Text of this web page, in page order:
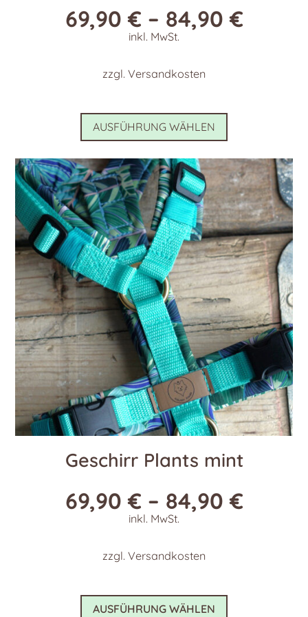
69,90€ – 84,90€
inkl. MwSt.
zzgl. Versandkosten
AUSFÜHRUNG WÄHLEN
Dieses
weist
mehrere
Varianten
auf.
Die
Optionen
können
auf
der
Produktseite
gewählt
werden
Geschirr Plants mint
69,90€ – 84,90€
inkl. MwSt.
zzgl. Versandkosten
AUSFÜHRUNG WÄHLEN
Dieses